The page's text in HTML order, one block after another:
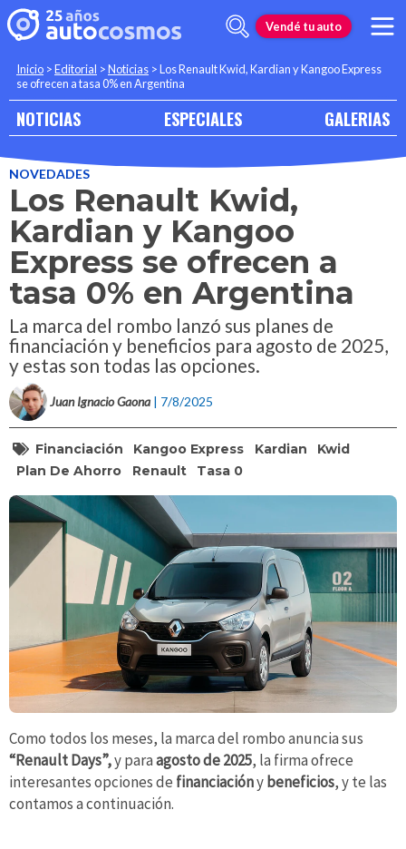
Vendé tu auto
Inicio >Editorial >Noticias >Los Renault Kwid, Kardian y Kangoo Express
se ofrecen a tasa 0% en Argentina
NOTICIAS ESPECIALES GALERIAS
NOVEDADES
Los Renault Kwid,
Kardian y Kangoo
Express se ofrecen a
tasa 0% en Argentina
La marca del rombo lanzó sus planes de
financiación y beneficios para agosto de 2025,
y estas son todas las opciones.
Juan Ignacio Gaona | 7/8/2025
Financiación Kangoo Express Kardian
Kwid
Plan De Ahorro
Renault Tasa 0
Como todos los meses, la marca del rombo anuncia sus
“Renault Days”,y paraagosto de 2025, la firma ofrece
interesantes opciones de financiacióny beneficios, y te las
contamos a continuación.